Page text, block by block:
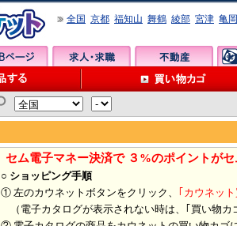
全国 京都 福知山 舞鶴 綾部 宮津 亀岡
セム電子マネー決済で ３%のポイントがセ
○ ショッピング手順
① 左のカウネットボタンをクリック、 ｢カウネッ
（電子カタログが表示されない時は、｢買い物カ